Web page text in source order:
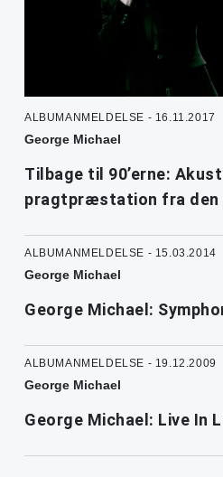
ALBUMANMELDELSE - 16.11.2017
George Michael
Tilbage til 90’erne:
pragtpræstation fra den
ALBUMANMELDELSE - 15.03.2014
George Michael
George Michael:
ALBUMANMELDELSE - 19.12.2009
George Michael
George Michael: Live In